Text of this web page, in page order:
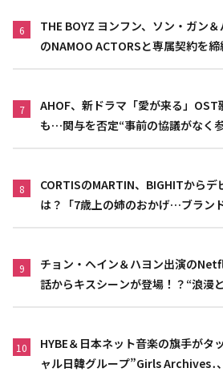
6
THE BOYZ ヨンフン、ソン・ガン
のNAMOO ACTORSと専属契約を締
7
AHOF、新ドラマ「愛が来る」
も…関与を否定“事前の協議がなく
8
CORTISのMARTIN、BIGHITから
は？「7歳上の姉のおかげ…ブラン
9
チョン・ヘイン＆ハヨン出演の
話からキスシーンが登場！？“浪漫
10
HYBE＆日本ネット音楽の旗手がタ
ャル日韓グループ”Girls Archives․